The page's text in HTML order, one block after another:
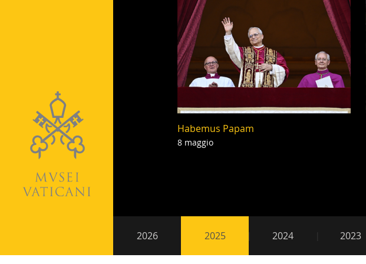
Habemus Papam
8 maggio
secondaria
2026 2025 2024 2023